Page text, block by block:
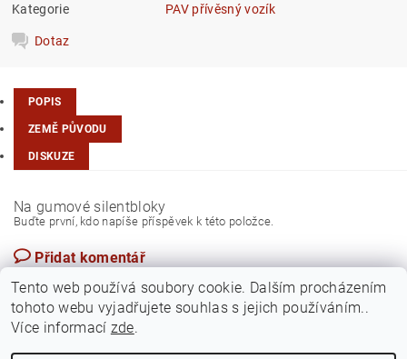
Kategorie PAV přívěsný vozík
Dotaz
POPIS
ZEMĚ PŮVODU
DISKUZE
Na gumové silentbloky
Buďte první, kdo napíše příspěvek k této položce.
Přidat komentář
Tento web používá soubory cookie. Dalším procházením
tohoto webu vyjadřujete souhlas s jejich používáním..
Více informací zde.